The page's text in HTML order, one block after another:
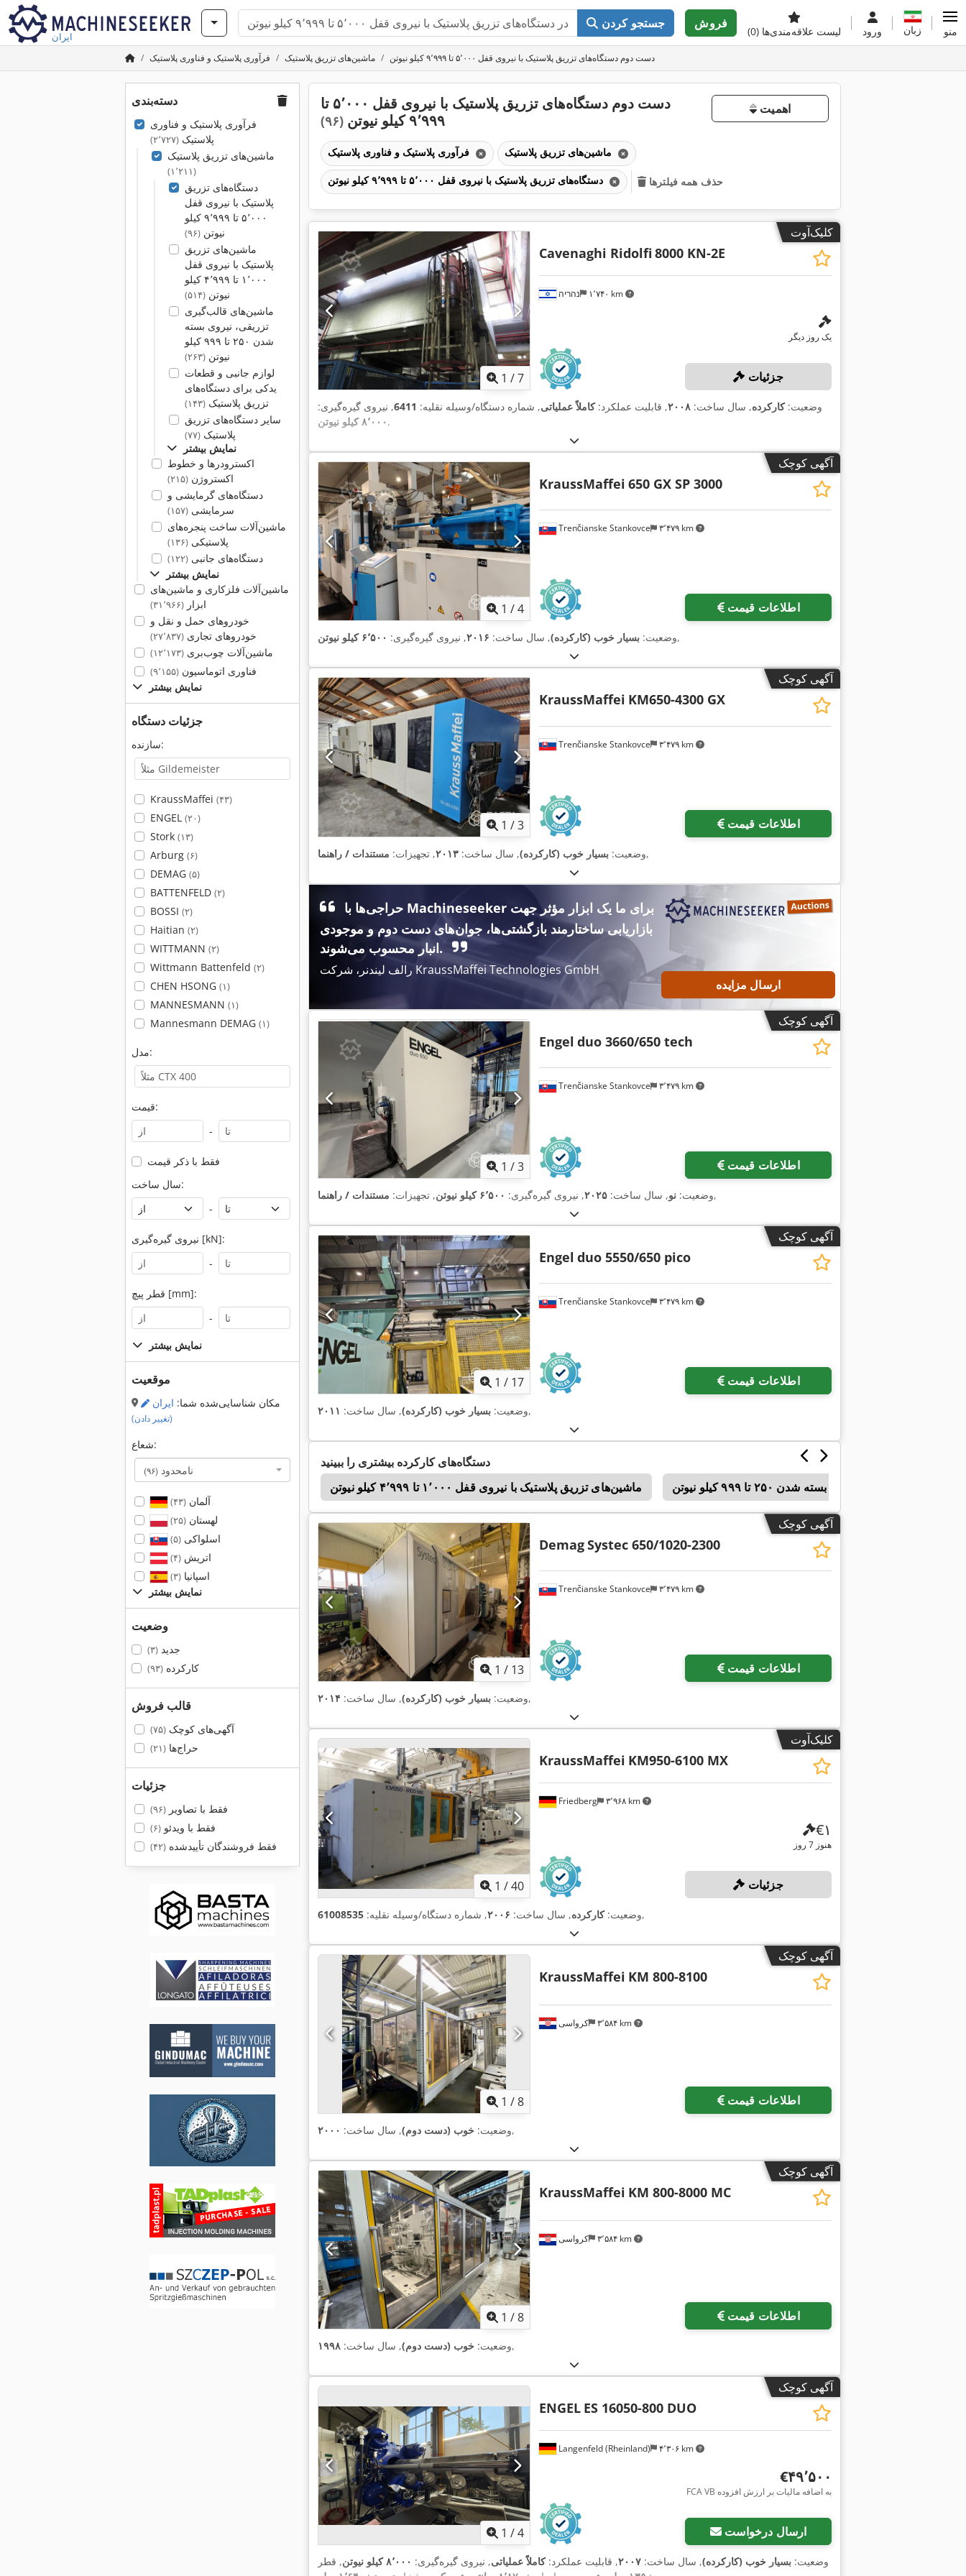
ایران
جستجو کردن فروش
لیست علاقه‌مندی‌ها (0) ورود زبان منو
فرآوری پلاستیک و فناوری پلاستیک ماشین‌های تزریق پلاستیک دست دوم دستگاه‌های تزریق پلاستیک با نیروی قفل ۵٬۰۰۰ تا ۹٬۹۹۹ کیلو نیوتن
دسته‌بندی
فرآوری پلاستیک و فناوری
پلاستیک(۲٬۷۲۷)
ماشین‌های تزریق پلاستیک
(۱٬۲۱۱)
دستگاه‌های تزریق
پلاستیک با نیروی قفل
۵٬۰۰۰ تا ۹٬۹۹۹ کیلو
نیوتن(۹۶)
ماشین‌های تزریق
پلاستیک با نیروی قفل
۱٬۰۰۰ تا ۴٬۹۹۹ کیلو
نیوتن(۵۱۴)
ماشین‌های قالب‌گیری
تزریقی، نیروی بسته
شدن ۲۵۰ تا ۹۹۹ کیلو
نیوتن(۲۶۳)
لوازم جانبی و قطعات
یدکی برای دستگاه‌های
تزریق پلاستیک(۱۴۳)
سایر دستگاه‌های تزریق
پلاستیک(۷۷)
نمایش بیشتر
اکسترودرها و خطوط
اکستروژن(۲۱۵)
دستگاه‌های گرمایشی و
سرمایشی(۱۵۷)
ماشین‌آلات ساخت پنجره‌های
پلاستیکی(۱۳۶)
دستگاه‌های جانبی(۱۲۲)
نمایش بیشتر
ماشین‌آلات فلزکاری و ماشین‌های
ابزار(۳۱٬۹۶۶)
خودروهای حمل و نقل و
خودروهای تجاری(۲۷٬۸۳۷)
ماشین‌آلات چوب‌بری(۱۲٬۱۷۳)
فناوری اتوماسیون(۹٬۱۵۵)
نمایش بیشتر
جزئیات دستگاه
سازنده:
KraussMaffei (۴۳)
ENGEL (۲۰)
Stork (۱۳)
Arburg (۶)
DEMAG (۵)
BATTENFELD (۲)
BOSSI (۲)
Haitian (۲)
WITTMANN (۲)
Wittmann Battenfeld (۲)
CHEN HSONG (۱)
MANNESMANN (۱)
Mannesmann DEMAG (۱)
مدل:
قیمت:
-
فقط با ذکر قیمت
سال ساخت:
-
نیروی گیره‌گیری [kN]:
-
قطر پیچ [mm]:
-
نمایش بیشتر
موقعیت
مکان شناسایی‌شده شما: ایران
(تغییر دادن)
شعاع:
نامحدود (۹۶)
آلمان(۴۳)
لهستان(۲۵)
اسلواکی(۵)
اتریش(۴)
اسپانیا(۳)
نمایش بیشتر
وضعیت
جدید(۳)
کارکرده(۹۳)
قالب فروش
آگهی‌های کوچک(۷۵)
حراج‌ها(۲۱)
جزئیات
فقط با تصاویر(۹۶)
فقط با ویدئو(۶)
فقط فروشندگان تأییدشده(۴۲)
دست دوم دستگاه‌های تزریق پلاستیک با نیروی قفل ۵٬۰۰۰ تا
۹٬۹۹۹ کیلو نیوتن
(۹۶)
اهمیت
فرآوری پلاستیک و فناوری پلاستیک
دستگاه‌های تزریق پلاستیک با نیروی قفل ۵٬۰۰۰ تا ۹٬۹۹۹ کیلو نیوتن حذف همه فیلترها
کلیک‌آوت
1 /7
נהריה ۱٬۷۴۰ km
Cavenaghi Ridolfi8000 KN-2E
یک روز دیگر
جزئیات
وضعیت:کارکرده, سال ساخت: ۲۰۰۸, قابلیت عملکرد:کاملاً عملیاتی, شماره دستگاه/وسیله نقلیه: 6411, نیروی گیره‌گیری:
۸٬۰۰۰ کیلو نیوتن ,
آگهی کوچک
1 /4
Trenčianske Stankovce ۳٬۴۷۹ km
KraussMaffei 650 GX SP 3000
اطلاعات قیمت
وضعیت: بسیار خوب (کارکرده), سال ساخت: ۲۰۱۶, نیروی گیره‌گیری: ۶٬۵۰۰ کیلو نیوتن ,
آگهی کوچک
1 /3
Trenčianske Stankovce ۳٬۴۷۹ km
KraussMaffei KM650-4300 GX
اطلاعات قیمت
وضعیت: بسیار خوب (کارکرده), سال ساخت: ۲۰۱۳, تجهیزات: مستندات / راهنما ,
بازاریابی ساختارمند بازگشتی‌ها، جوان‌های دست دوم و موجودی
انبار محسوب می‌شوند.
رالف لیندنر، شرکت KraussMaffei Technologies GmbH
ارسال مزایده
آگهی کوچک
1 /3
Trenčianske Stankovce ۳٬۴۷۹ km
Engel duo 3660/650 tech
اطلاعات قیمت
وضعیت: نو, سال ساخت: ۲۰۲۵, نیروی گیره‌گیری: ۶٬۵۰۰ کیلو نیوتن , تجهیزات: مستندات / راهنما ,
آگهی کوچک
1 / 17
Trenčianske Stankovce ۳٬۴۷۹ km
Engel duo 5550/650 pico
اطلاعات قیمت
وضعیت: بسیار خوب (کارکرده), سال ساخت: ۲۰۱۱ ,
دستگاه‌های کارکرده بیشتری را ببینید
ماشین‌های تزریق پلاستیک با نیروی قفل ۱٬۰۰۰ تا ۴٬۹۹۹ کیلو نیوتن
تزریقی، نیروی بسته شدن ۲۵۰ تا ۹۹۹ کیلو نیوتن Demag Pokorny Demag Battenfeld
آگهی کوچک
1 / 13
Trenčianske Stankovce ۳٬۴۷۹ km
DemagSystec 650/1020-2300
اطلاعات قیمت
وضعیت: بسیار خوب (کارکرده), سال ساخت: ۲۰۱۴ ,
کلیک‌آوت
1 /40
Friedberg ۳٬۹۶۸ km
KraussMaffei KM950-6100 MX
‎€۱
هنوز 7 روز
جزئیات
وضعیت:کارکرده, سال ساخت: ۲۰۰۶, شماره دستگاه/وسیله نقلیه: 61008535 ,
آگهی کوچک
1 /8
کرواسی ۳٬۵۸۴ km
KraussMaffei KM 800-8100
اطلاعات قیمت
وضعیت: خوب (دست دوم), سال ساخت: ۲۰۰۰ ,
آگهی کوچک
1 /8
کرواسی ۳٬۵۸۴ km
KraussMaffei KM 800-8000 MC
اطلاعات قیمت
وضعیت: خوب (دست دوم), سال ساخت: ۱۹۹۸ ,
آگهی کوچک
1 /4
Langenfeld (Rheinland) ۴٬۳۰۶ km
ENGEL ES 16050-800 DUO
‎€۴۹٬۵۰۰
FCA VB به اضافه مالیات بر ارزش افزوده
ارسال درخواست
وضعیت: بسیار خوب (کارکرده), سال ساخت: ۲۰۰۷, قابلیت عملکرد:کاملاً عملیاتی, نیروی گیره‌گیری: ۸٬۰۰۰ کیلو نیوتن
, قطر